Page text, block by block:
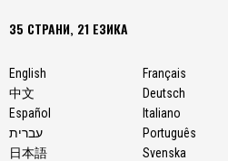
35 СТРАНИ, 21 ЕЗИКА
English
中文
Español
עברית
日本語
Français
Deutsch
Italiano
Português
Svenska